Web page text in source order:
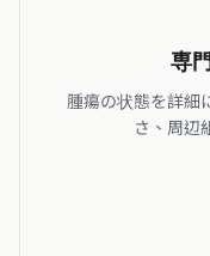
専
腫瘍の状態を詳細
さ、周辺